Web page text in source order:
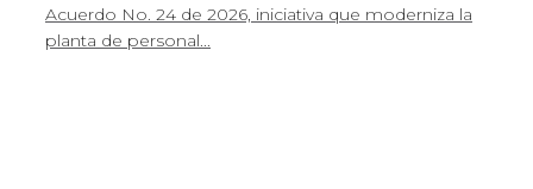
Acuerdo No. 24 de 2026, iniciativa que moderniza la
planta de personal...